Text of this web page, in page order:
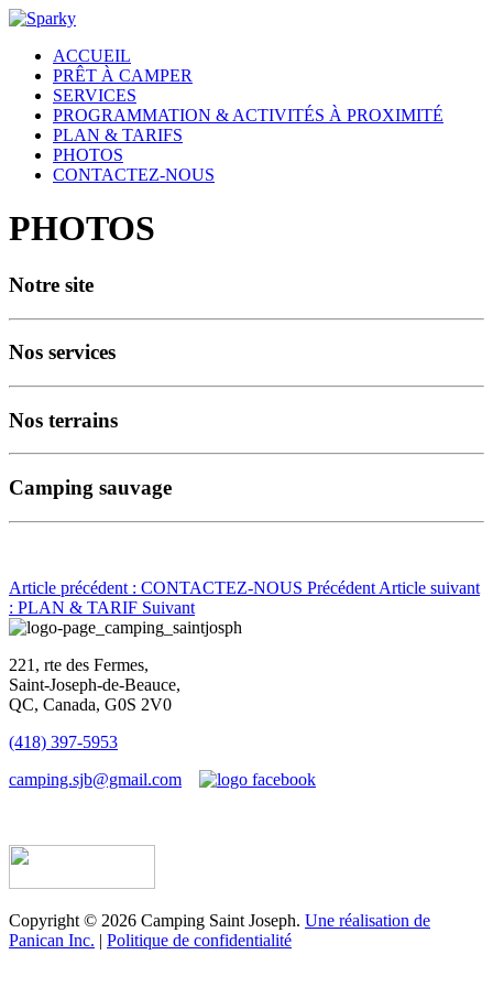
ACCUEIL
PRÊT À CAMPER
SERVICES
PROGRAMMATION & ACTIVITÉS À PROXIMITÉ
PLAN & TARIFS
PHOTOS
CONTACTEZ-NOUS
PHOTOS
Notre site
Nos services
Nos terrains
Camping sauvage
Article précédent : CONTACTEZ-NOUS Précédent Article suivant
: PLAN & TARIF Suivant
221, rte des Fermes,
Saint-Joseph-de-Beauce,
QC, Canada, G0S 2V0
(418) 397-5953
camping.sjb@gmail.com
Copyright © 2026 Camping Saint Joseph. Une réalisation de
Panican Inc. | Politique de confidentialité